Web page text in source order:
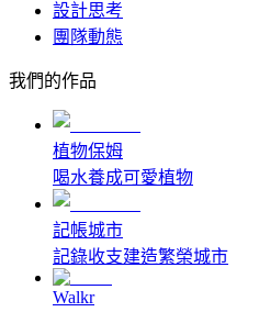
設計思考
團隊動態
我們的作品
植物保姆
喝水養成可愛植物
記帳城市
記錄收支建造繁榮城市
Walkr